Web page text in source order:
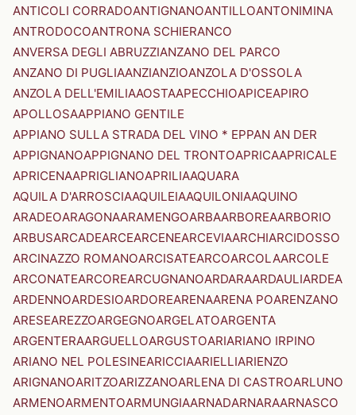
ANTICOLI CORRADOANTIGNANOANTILLOANTONIMINA
ANTRODOCOANTRONA SCHIERANCO
ANVERSA DEGLI ABRUZZIANZANO DEL PARCO
ANZANO DI PUGLIAANZIANZIOANZOLA D'OSSOLA
ANZOLA DELL'EMILIAAOSTAAPECCHIOAPICEAPIRO
APOLLOSAAPPIANO GENTILE
APPIANO SULLA STRADA DEL VINO * EPPAN AN DER
APPIGNANOAPPIGNANO DEL TRONTOAPRICAAPRICALE
APRICENAAPRIGLIANOAPRILIAAQUARA
AQUILA D'ARROSCIAAQUILEIAAQUILONIAAQUINO
ARADEOARAGONAARAMENGOARBAARBOREAARBORIO
ARBUSARCADEARCEARCENEARCEVIAARCHIARCIDOSSO
ARCINAZZO ROMANOARCISATEARCOARCOLAARCOLE
ARCONATEARCOREARCUGNANOARDARAARDAULIARDEA
ARDENNOARDESIOARDOREARENAARENA POARENZANO
ARESEAREZZOARGEGNOARGELATOARGENTA
ARGENTERAARGUELLOARGUSTOARIARIANO IRPINO
ARIANO NEL POLESINEARICCIAARIELLIARIENZO
ARIGNANOARITZOARIZZANOARLENA DI CASTROARLUNO
ARMENOARMENTOARMUNGIAARNADARNARAARNASCO